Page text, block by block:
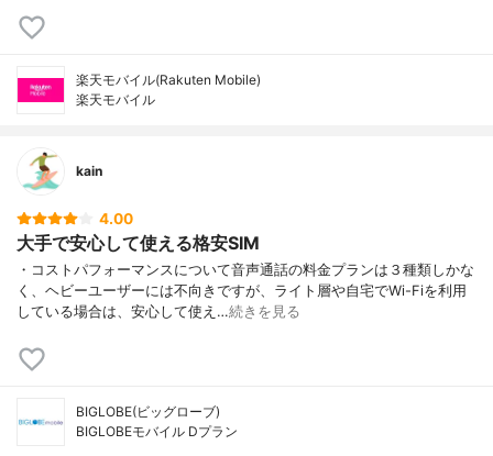
楽天モバイル(Rakuten Mobile)
楽天モバイル
kain
4.00
大手で安心して使える格安SIM
・コストパフォーマンスについて音声通話の料金プランは３種類しかな
く、ヘビーユーザーには不向きですが、ライト層や自宅でWi-Fiを利用
している場合は、安心して使え…続きを見る
BIGLOBE(ビッグローブ)
BIGLOBEモバイル Dプラン